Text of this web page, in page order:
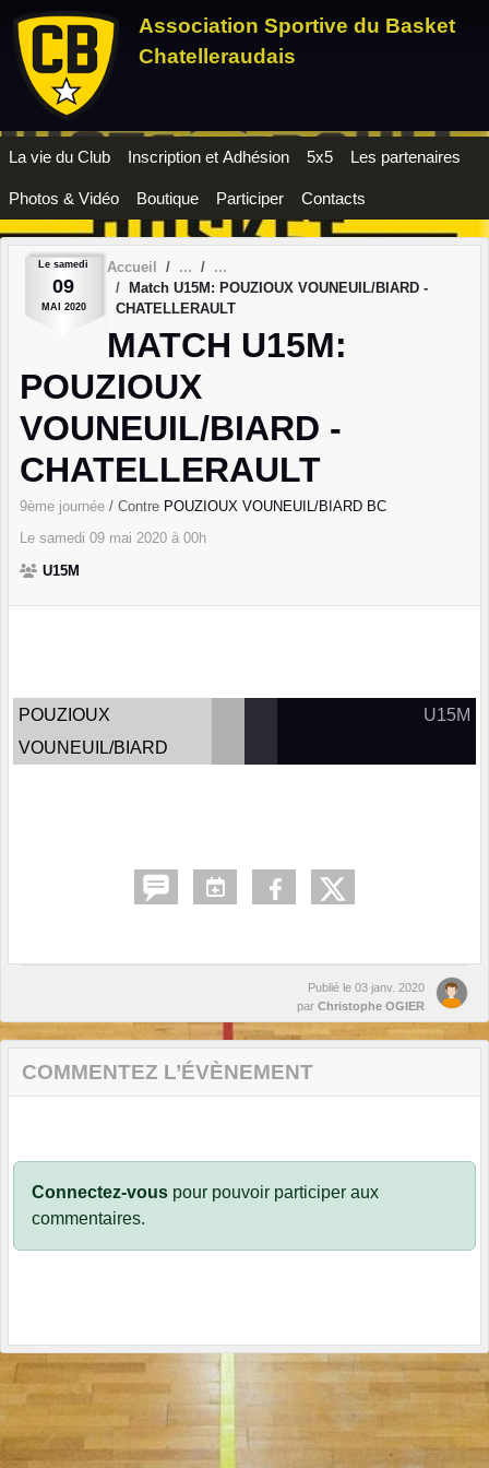
Association Sportive du Basket
Chatelleraudais
La vie du Club Inscription et Adhésion 5x5 Les partenaires
Photos & Vidéo Boutique Participer Contacts
Le samedi
09
MAI 2020
Accueil
Match U15M: POUZIOUX VOUNEUIL/BIARD -
CHATELLERAULT
MATCH U15M:
POUZIOUX
VOUNEUIL/BIARD -
CHATELLERAULT
9ème journée / Contre POUZIOUX VOUNEUIL/BIARD BC
Le samedi 09 mai 2020 à 00h
U15M
POUZIOUX
VOUNEUIL/BIARD
U15M
Publié le 03 janv. 2020
par Christophe OGIER
COMMENTEZ L’ÉVÈNEMENT
Connectez-vous pour pouvoir participer aux
commentaires.
Panneau de gestion des cookies